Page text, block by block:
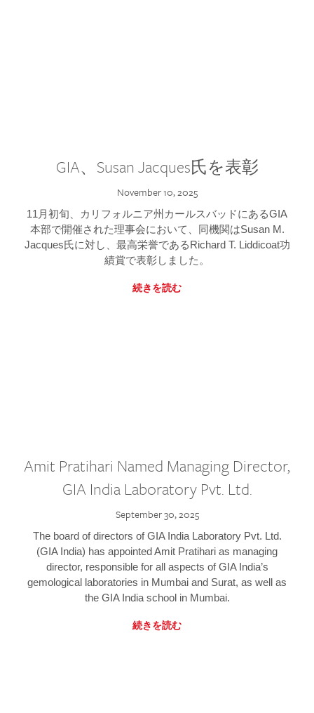
GIA、Susan Jacques氏を表彰
November 10, 2025
11月初旬、カリフォルニア州カールスバッドにあるGIA
本部で開催された理事会において、同機関はSusan M.
Jacques氏に対し、最高栄誉であるRichard T. Liddicoat功
績賞で表彰しました。
続きを読む
Amit Pratihari Named Managing Director,
GIA India Laboratory Pvt. Ltd.
September 30, 2025
The board of directors of GIA India Laboratory Pvt. Ltd.
(GIA India) has appointed Amit Pratihari as managing
director, responsible for all aspects of GIA India’s
gemological laboratories in Mumbai and Surat, as well as
the GIA India school in Mumbai.
続きを読む